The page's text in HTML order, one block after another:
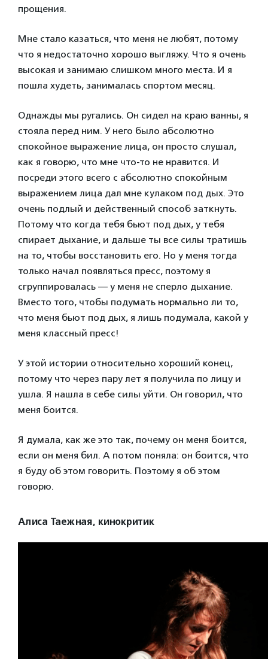
прощения.
Мне стало казаться, что меня не любят, потому
что я недостаточно хорошо выгляжу. Что я очень
высокая и занимаю слишком много места. И я
пошла худеть, занималась спортом месяц.
Однажды мы ругались. Он сидел на краю ванны, я
стояла перед ним. У него было абсолютно
спокойное выражение лица, он просто слушал,
как я говорю, что мне что-то не нравится. И
посреди этого всего с абсолютно спокойным
выражением лица дал мне кулаком под дых. Это
очень подлый и действенный способ заткнуть.
Потому что когда тебя бьют под дых, у тебя
спирает дыхание, и дальше ты все силы тратишь
на то, чтобы восстановить его. Но у меня тогда
только начал появляться пресс, поэтому я
сгруппировалась — у меня не сперло дыхание.
Вместо того, чтобы подумать нормально ли то,
что меня бьют под дых, я лишь подумала, какой у
меня классный пресс!
У этой истории относительно хороший конец,
потому что через пару лет я получила по лицу и
ушла. Я нашла в себе силы уйти. Он говорил, что
меня боится.
Я думала, как же это так, почему он меня боится,
если он меня бил. А потом поняла: он боится, что
я буду об этом говорить. Поэтому я об этом
говорю.
Алиса Таежная, кинокритик